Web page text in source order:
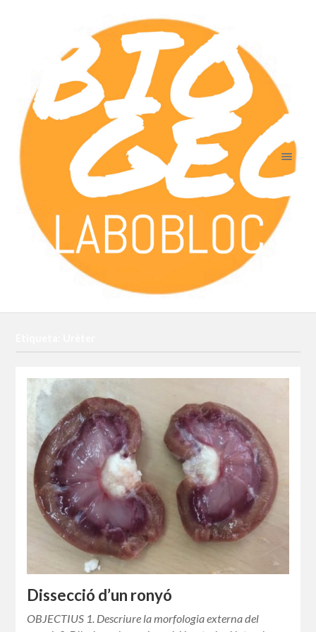
Dissecció d’un ronyó
OBJECTIUS 1. Descriure la morfologia externa del